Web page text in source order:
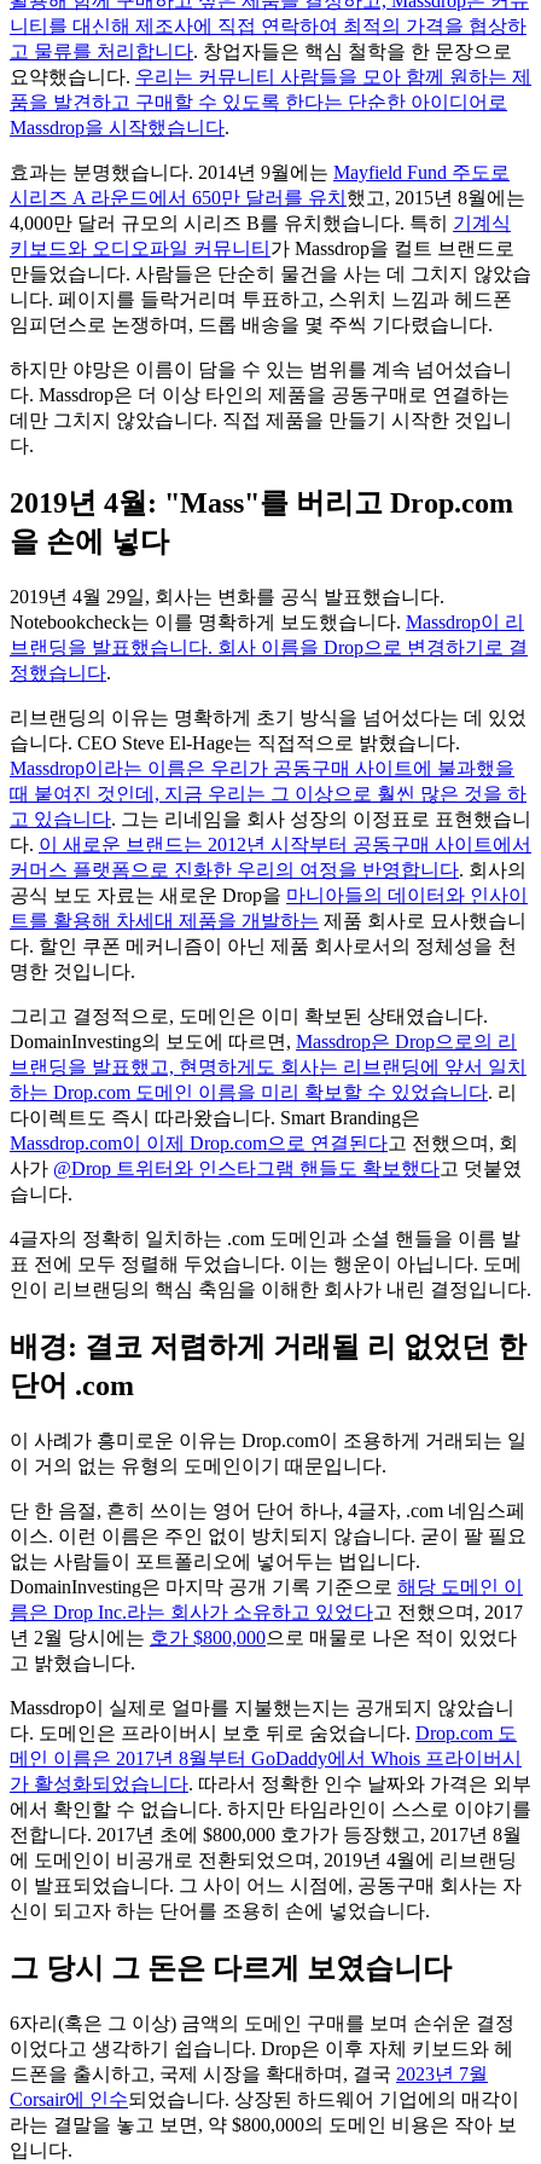
니티를 대신해 제조사에 직접 연락하여 최적의 가격을 협상하
고 물류를 처리합니다. 창업자들은 핵심 철학을 한 문장으로
요약했습니다. 우리는 커뮤니티 사람들을 모아 함께 원하는 제
품을 발견하고 구매할 수 있도록 한다는 단순한 아이디어로
Massdrop을 시작했습니다.
효과는 분명했습니다. 2014년 9월에는 Mayfield Fund 주도로
시리즈 A 라운드에서 650만 달러를 유치 했고, 2015년 8월에는
4,000만 달러 규모의 시리즈 B를 유치했습니다. 특히 기계식
키보드와 오디오파일 커뮤니티 가 Massdrop을 컬트 브랜드로
만들었습니다. 사람들은 단순히 물건을 사는 데 그치지 않았습
니다. 페이지를 들락거리며 투표하고, 스위치 느낌과 헤드폰
임피던스로 논쟁하며, 드롭 배송을 몇 주씩 기다렸습니다.
하지만 야망은 이름이 담을 수 있는 범위를 계속 넘어섰습니
다. Massdrop은 더 이상 타인의 제품을 공동구매로 연결하는
데만 그치지 않았습니다. 직접 제품을 만들기 시작한 것입니
다.
2019년 4월: "Mass"를 버리고 Drop.com
을 손에 넣다
2019년 4월 29일, 회사는 변화를 공식 발표했습니다.
Notebookcheck는 이를 명확하게 보도했습니다. Massdrop이 리
브랜딩을 발표했습니다. 회사 이름을 Drop으로 변경하기로 결
정했습니다.
리브랜딩의 이유는 명확하게 초기 방식을 넘어섰다는 데 있었
습니다. CEO Steve El-Hage는 직접적으로 밝혔습니다.
Massdrop이라는 이름은 우리가 공동구매 사이트에 불과했을
때 붙여진 것인데, 지금 우리는 그 이상으로 훨씬 많은 것을 하
고 있습니다. 그는 리네임을 회사 성장의 이정표로 표현했습니
다. 이 새로운 브랜드는 2012년 시작부터 공동구매 사이트에서
커머스 플랫폼으로 진화한 우리의 여정을 반영합니다. 회사의
공식 보도 자료는 새로운 Drop을 마니아들의 데이터와 인사이
트를 활용해 차세대 제품을 개발하는 제품 회사로 묘사했습니
다. 할인 쿠폰 메커니즘이 아닌 제품 회사로서의 정체성을 천
명한 것입니다.
그리고 결정적으로, 도메인은 이미 확보된 상태였습니다.
DomainInvesting의 보도에 따르면, Massdrop은 Drop으로의 리
브랜딩을 발표했고, 현명하게도 회사는 리브랜딩에 앞서 일치
하는 Drop.com 도메인 이름을 미리 확보할 수 있었습니다. 리
다이렉트도 즉시 따라왔습니다. Smart Branding은
Massdrop.com이 이제 Drop.com으로 연결된다고 전했으며, 회
사가 @Drop 트위터와 인스타그램 핸들도 확보했다고 덧붙였
습니다.
4글자의 정확히 일치하는 .com 도메인과 소셜 핸들을 이름 발
표 전에 모두 정렬해 두었습니다. 이는 행운이 아닙니다. 도메
인이 리브랜딩의 핵심 축임을 이해한 회사가 내린 결정입니다.
배경: 결코 저렴하게 거래될 리 없었던 한
단어 .com
이 사례가 흥미로운 이유는 Drop.com이 조용하게 거래되는 일
이 거의 없는 유형의 도메인이기 때문입니다.
단 한 음절, 흔히 쓰이는 영어 단어 하나, 4글자, .com 네임스페
이스. 이런 이름은 주인 없이 방치되지 않습니다. 굳이 팔 필요
없는 사람들이 포트폴리오에 넣어두는 법입니다.
DomainInvesting은 마지막 공개 기록 기준으로 해당 도메인 이
름은 Drop Inc.라는 회사가 소유하고 있었다고 전했으며, 2017
년 2월 당시에는 호가 $800,000으로 매물로 나온 적이 있었다
고 밝혔습니다.
Massdrop이 실제로 얼마를 지불했는지는 공개되지 않았습니
다. 도메인은 프라이버시 보호 뒤로 숨었습니다. Drop.com 도
메인 이름은 2017년 8월부터 GoDaddy에서 Whois 프라이버시
가 활성화되었습니다. 따라서 정확한 인수 날짜와 가격은 외부
에서 확인할 수 없습니다. 하지만 타임라인이 스스로 이야기를
전합니다. 2017년 초에 $800,000 호가가 등장했고, 2017년 8월
에 도메인이 비공개로 전환되었으며, 2019년 4월에 리브랜딩
이 발표되었습니다. 그 사이 어느 시점에, 공동구매 회사는 자
신이 되고자 하는 단어를 조용히 손에 넣었습니다.
그 당시 그 돈은 다르게 보였습니다
6자리(혹은 그 이상) 금액의 도메인 구매를 보며 손쉬운 결정
이었다고 생각하기 쉽습니다. Drop은 이후 자체 키보드와 헤
드폰을 출시하고, 국제 시장을 확대하며, 결국 2023년 7월
Corsair에 인수되었습니다. 상장된 하드웨어 기업에의 매각이
라는 결말을 놓고 보면, 약 $800,000의 도메인 비용은 작아 보
입니다.